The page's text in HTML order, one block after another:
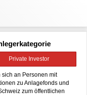
Private Investor
an Personen mit
zu Anlagefonds und
zum öffentlichen